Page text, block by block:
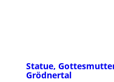
Statue,
Grödnertal